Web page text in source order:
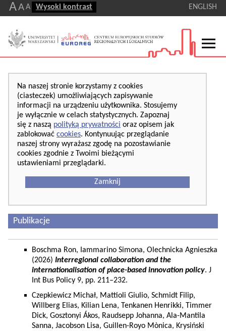
AA A Wysoki kontrast ENGLISH
Na naszej stronie korzystamy z cookies
(ciasteczek) umożliwiających zapisywanie
informacji na urządzeniu użytkownika. Stosujemy
je wyłącznie w celach statystycznych. Zapoznaj
się z naszą polityką prywatności oraz opisem jak
zablokować cookies. Kontynuując przeglądanie
naszej strony wyrażasz zgodę na pozostawianie
cookies zgodnie z Twoimi bieżącymi
ustawieniami przeglądarki.
Zamknij
Publikacje
Boschma Ron, Iammarino Simona, Olechnicka Agnieszka
(2026) Interregional collaboration and the
internationalisation of place-based innovation policy. J
Int Bus Policy 9, pp. 211–232.
Czepkiewicz Michał, Mattioli Giulio, Schmidt Filip,
Willberg Elias, Kilian Lena, Tenkanen Henrikki, Timmer
Dick, Gosztonyi Ákos, Raudsepp Johanna, Ala-Mantila
Sanna, Jacobson Lisa, Guillen-Royo Mònica, Krysiński